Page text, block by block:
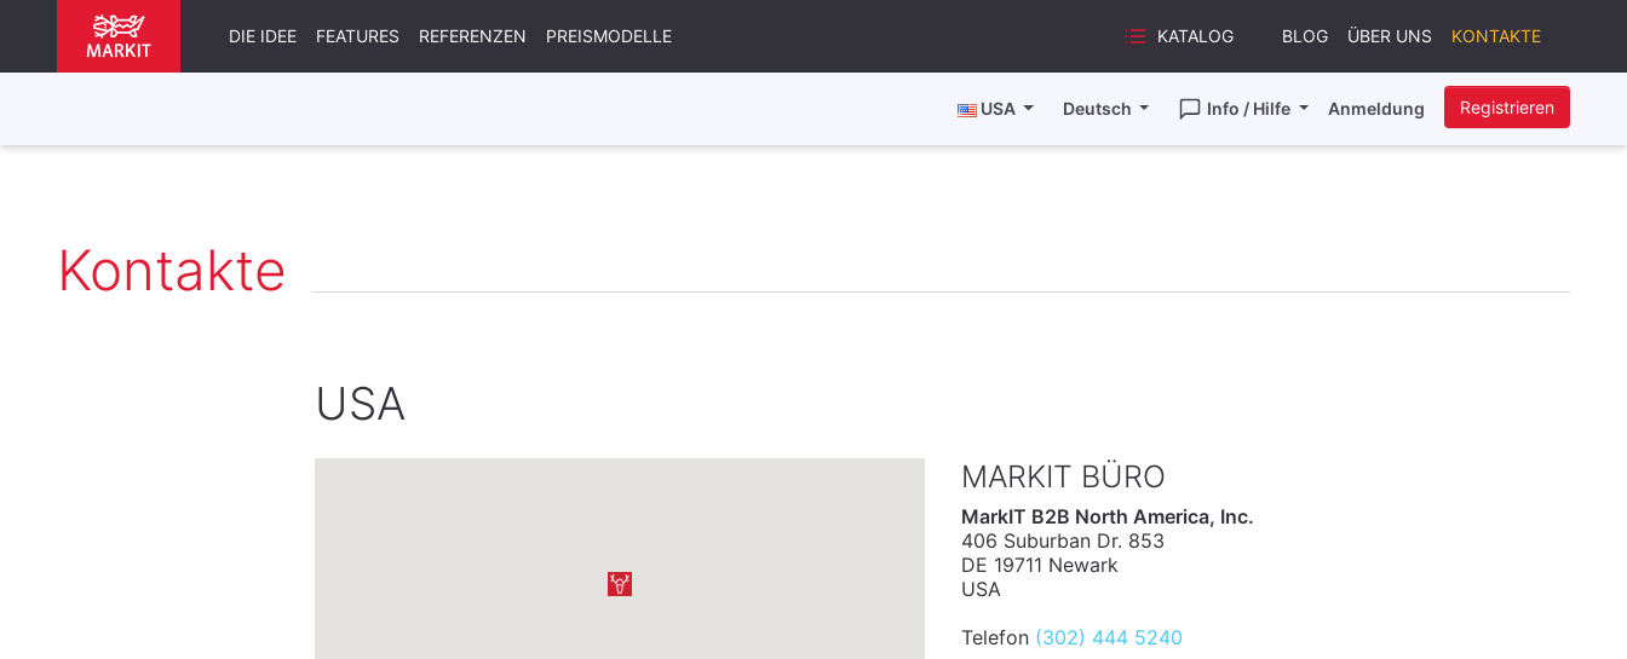
DIE IDEE FEATURES REFERENZEN PREISMODELLE KATALOG BLOG ÜBER UNS KONTAKTE
USA Deutsch Info / Hilfe Anmeldung Registrieren
Kontakte
USA
MARKIT BÜRO
MarkIT B2B North America, Inc.
406 Suburban Dr. 853
DE 19711 Newark
USA
Telefon (302) 444 5240